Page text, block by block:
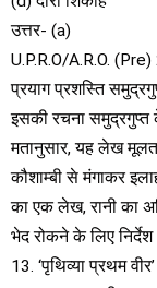
उत्तर- (a)
U.P.R.O/A.R.O.
प्रयाग प्रशस्ति
इसकी रचना
मतानुसार, यह लेख
कौशाम्बी से मंगाकर
का एक लेख, रानी का
भेद रोकने के लिए निर्देश
13. ‘पृथिव्या प्रथम